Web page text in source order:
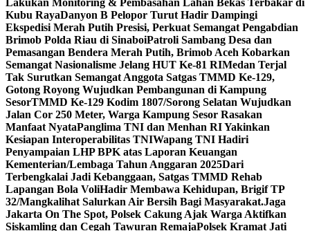
Lakukan Monitoring & Pembasahan Lahan Bekas Terbakar di
Kubu RayaDanyon B Pelopor Turut Hadir Dampingi
Ekspedisi Merah Putih Presisi, Perkuat Semangat Pengabdian
Brimob Polda Riau di SinaboiPatroli Sambang Desa dan
Pemasangan Bendera Merah Putih, Brimob Aceh Kobarkan
Semangat Nasionalisme Jelang HUT Ke-81 RIMedan Terjal
Tak Surutkan Semangat Anggota Satgas TMMD Ke-129,
Gotong Royong Wujudkan Pembangunan di Kampung
SesorTMMD Ke-129 Kodim 1807/Sorong Selatan Wujudkan
Jalan Cor 250 Meter, Warga Kampung Sesor Rasakan
Manfaat NyataPanglima TNI dan Menhan RI Yakinkan
Kesiapan Interoperabilitas TNIWapang TNI Hadiri
Penyampaian LHP BPK atas Laporan Keuangan
Kementerian/Lembaga Tahun Anggaran 2025Dari
Terbengkalai Jadi Kebanggaan, Satgas TMMD Rehab
Lapangan Bola VoliHadir Membawa Kehidupan, Brigif TP
32/Mangkalihat Salurkan Air Bersih Bagi Masyarakat.Jaga
Jakarta On The Spot, Polsek Cakung Ajak Warga Aktifkan
Siskamling dan Cegah Tawuran RemajaPolsek Kramat Jati